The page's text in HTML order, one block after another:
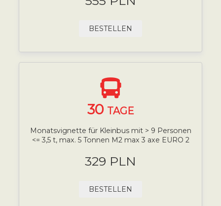
BESTELLEN
30 TAGE
Monatsvignette für Kleinbus mit > 9 Personen
<= 3,5 t, max. 5 Tonnen M2 max 3 axe EURO 2
329 PLN
BESTELLEN